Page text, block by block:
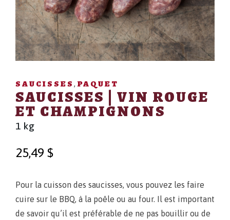
SAUCISSES , PAQUET
SAUCISSES | VIN ROUGE
ET CHAMPIGNONS
1 kg
25,49 $
Pour la cuisson des saucisses, vous pouvez les faire
cuire sur le BBQ, à la poêle ou au four. Il est important
de savoir qu’il est préférable de ne pas bouillir ou de